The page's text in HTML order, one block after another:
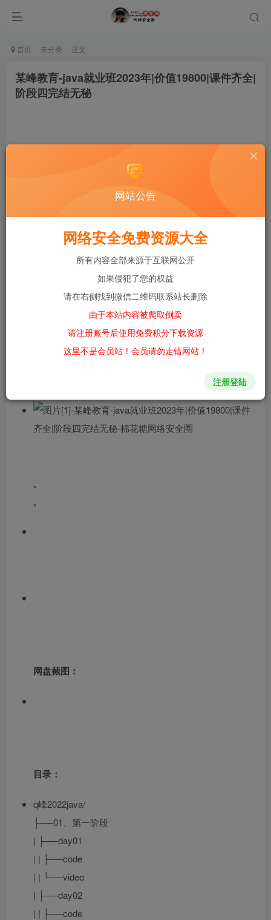
首页 未分类 正文
某峰教育-java就业班2023年|价值19800|课件齐全|
阶段四完结无秘
私信
课程简介：
*
*
网盘截图：
目录：
q峰2022java/
├──01、第一阶段
| ├──day01
| | ├──code
| | └──video
| ├──day02
| | ├──code
网站公告
网络安全免费资源大全
所有内容全部来源于互联网公开
如果侵犯了您的权益
请在右侧找到微信二维码联系站长删除
由于本站内容被爬取倒卖
请注册账号后使用免费积分下载资源
这里不是会员站！会员请勿走错网站！
注册登陆